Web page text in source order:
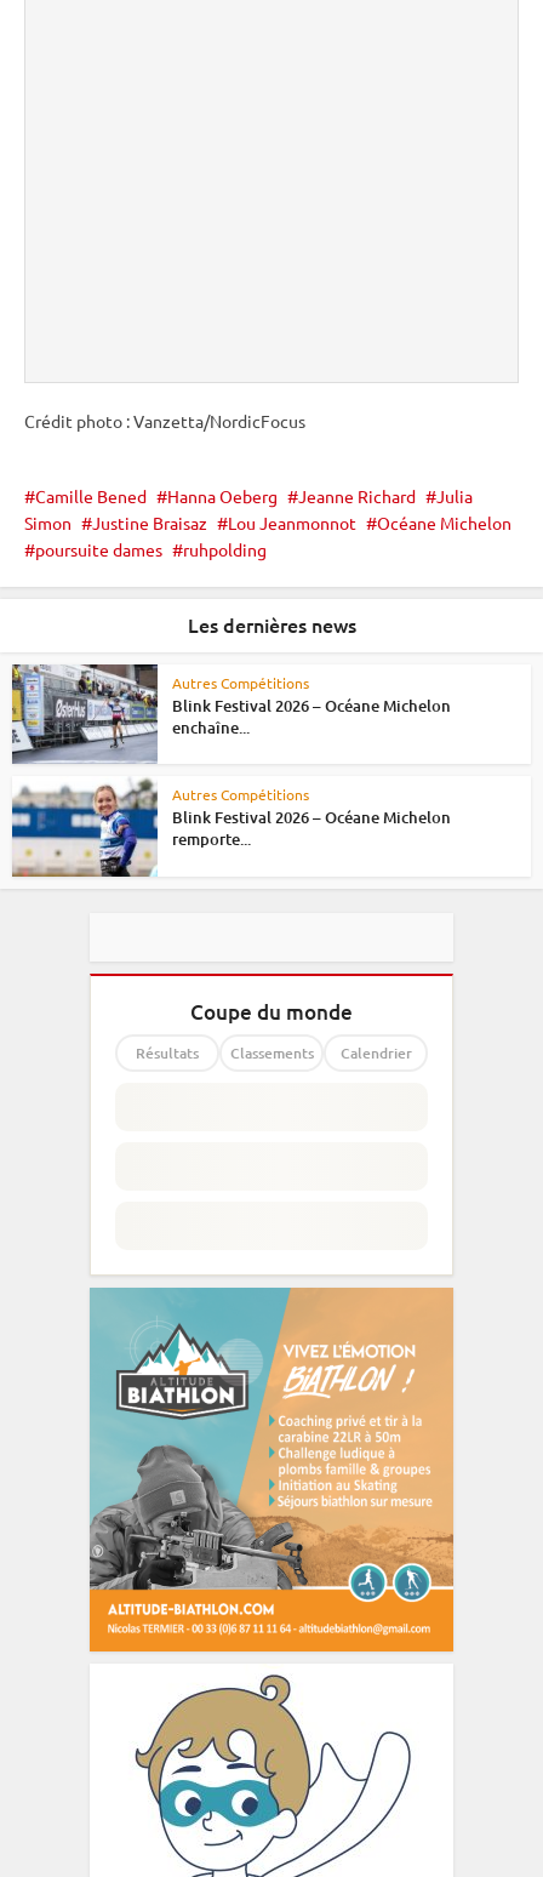
Crédit photo : Vanzetta/NordicFocus
Camille Bened Hanna Oeberg Jeanne Richard
Julia
Simon
Justine Braisaz Lou Jeanmonnot
Océane Michelon
poursuite dames
ruhpolding
Les dernières news
Autres Compétitions
Blink Festival 2026 – Océane Michelon
enchaîne...
Autres Compétitions
Blink Festival 2026 – Océane Michelon
remporte...
Coupe du monde
Résultats Classements Calendrier